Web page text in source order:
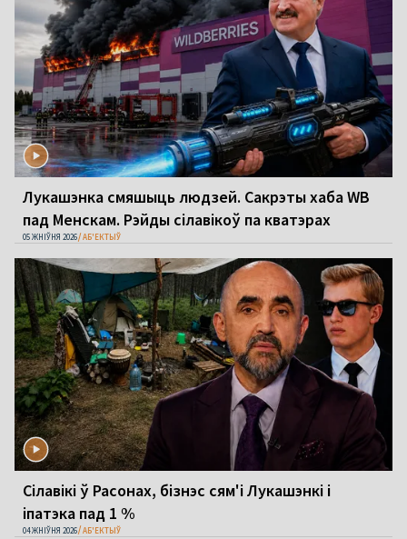
Лукашэнка смяшыць людзей. Сакрэты хаба WB
пад Менскам. Рэйды сілавікоў па кватэрах
05 ЖНІЎНЯ 2026 АБ'ЕКТЫЎ
Сілавікі ў Расонах, бізнэс сям'і Лукашэнкі і
іпатэка пад 1 %
04 ЖНІЎНЯ 2026 АБ'ЕКТЫЎ